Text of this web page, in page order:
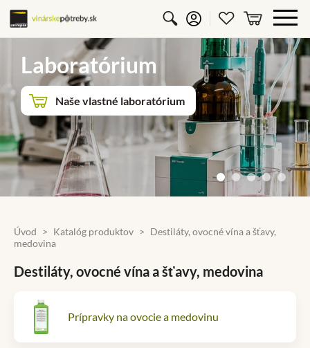
Vyhľadávanie
Prihlásiť saObľúbené
košík
Laboratórium
Naše vlastné laboratórium
Úvod Katalóg produktov
Destiláty, ovocné vína a šťavy,
medovina
Destiláty, ovocné vína a šťavy, medovina
Prípravky na ovocie a medovinu